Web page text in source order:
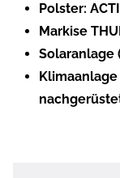
Polster:
Markise
Solaranlage